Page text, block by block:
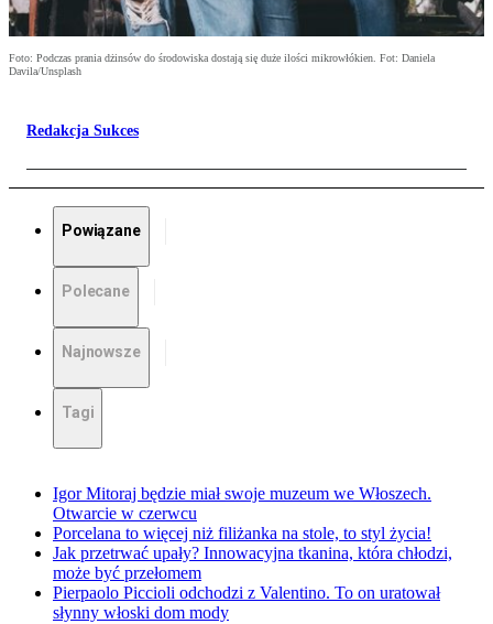
Foto: Podczas prania dżinsów do środowiska dostają się duże ilości mikrowłókien. Fot: Daniela
Davila/Unsplash
Redakcja Sukces
Powiązane
Polecane
Najnowsze
Tagi
Igor Mitoraj będzie miał swoje muzeum we Włoszech.
Otwarcie w czerwcu
Porcelana to więcej niż filiżanka na stole, to styl życia!
Jak przetrwać upały? Innowacyjna tkanina, która chłodzi,
może być przełomem
Pierpaolo Piccioli odchodzi z Valentino. To on uratował
słynny włoski dom mody